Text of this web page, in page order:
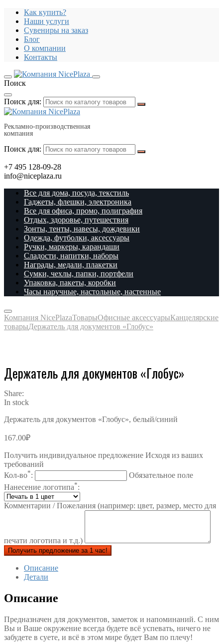
Как купить?
Наши услуги
Сувениры на заказ
Блог
О компании
Контакты
Поиск
Поиск для:
Рекламно-производственная
компания
Поиск для:
+7 495 128-09-28
info@niceplaza.ru
Все для дома, посуда, текстиль
Гаджеты, флешки, электроника
Все для офиса, промо, полиграфия
Отдых, здоровье, путешествия
Зонты, тенты, навесы, дождевики
Одежда, футболки, аксессуары
Ручки, маркеры, карандаши
Сладости, напитки, наборы
Награды, медали, плакетки
Сумки, чехлы, папки, портфели
Упаковка, пакеты, коробки
Часы наручные, настольные, настенные
Компания NicePlazaТоварыОфисные аксессуарыКанцелярские
товарыДержатель для документов «Глобус»
Держатель для документов «Глобус»
Share:
In stock
Держатель для документов «Глобус», белый/синий
167.00₽
Получить индивидуальное предложение Исходя из ваших
требований
Кол-во*:
Обязательное поле
Нанесение логотипа*:
Комментарии / Пожелания (например: цвет, размер, место для
печати логотипа и т.д.)
Получить предложение за 1 час!
Описание
Детали
Описание
Предназначен для документов, заметок и напоминаний. С ним
Вы и Ваше окружение всегда будете всё успевать, ничего не
забудете в суете, и всё в этом мире будет Вам по плечу!